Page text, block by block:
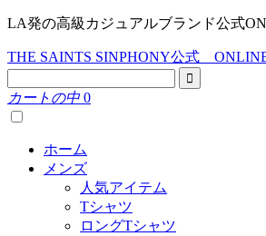
LA発の高級カジュアルブランド公式
THE SAINTS SINPHONY公式
カートの中 0
ホーム
メンズ
人気アイテム
Tシャツ
ロングTシャツ